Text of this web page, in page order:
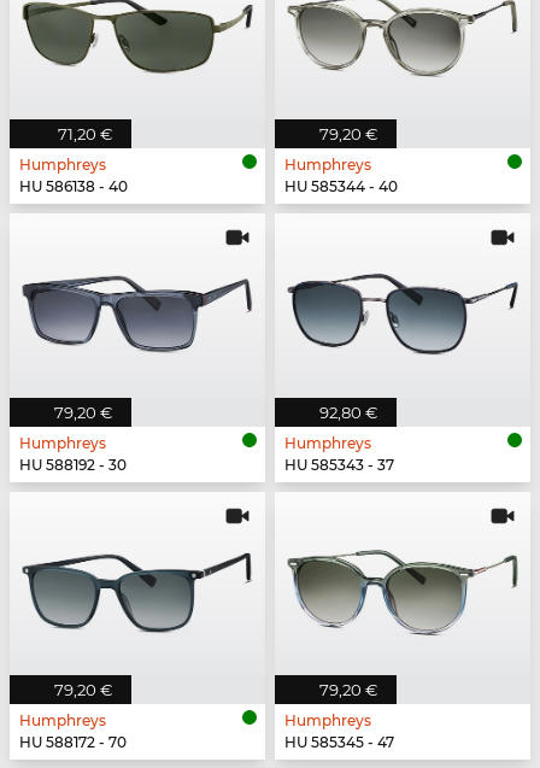
71,20 €
Humphreys
HU 586138 - 40
79,20 €
Humphreys
HU 585344 - 40
79,20 €
Humphreys
HU 588192 - 30
92,80 €
Humphreys
HU 585343 - 37
79,20 €
Humphreys
HU 588172 - 70
79,20 €
Humphreys
HU 585345 - 47